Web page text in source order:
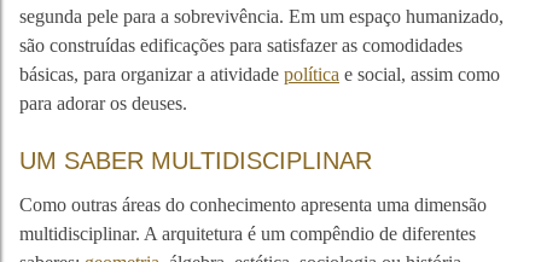
segunda pele para a sobrevivência. Em um espaço humanizado,
são construídas edificações para satisfazer as comodidades
básicas, para organizar a atividade política e social, assim como
para adorar os deuses.
UM SABER MULTIDISCIPLINAR
Como outras áreas do conhecimento apresenta uma dimensão
multidisciplinar. A arquitetura é um compêndio de diferentes